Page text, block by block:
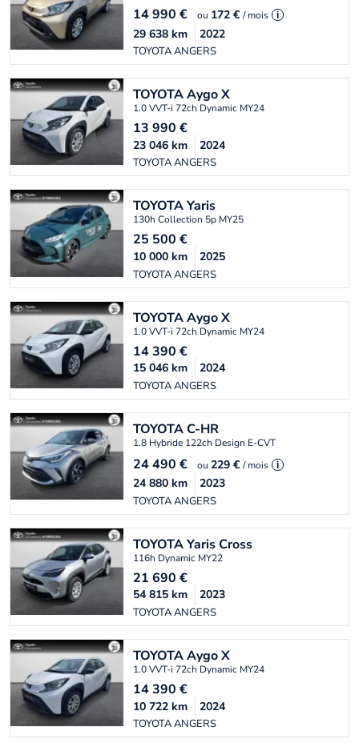
14 990 € ou 172 € / mois i
TOYOTA ANGERS
29 638 km 2022
TOYOTAAygo X
1.0 VVT-i 72ch Dynamic MY24
13 990 €
TOYOTA ANGERS
23 046 km 2024
TOYOTAYaris
130h Collection 5p MY25
25 500 €
TOYOTA ANGERS
10 000 km 2025
TOYOTAAygo X
1.0 VVT-i 72ch Dynamic MY24
14 390 €
TOYOTA ANGERS
15 046 km 2024
TOYOTAC-HR
1.8 Hybride 122ch Design E-CVT
24 490 € ou 229 € / mois i
TOYOTA ANGERS
24 880 km 2023
TOYOTAYaris Cross
116h Dynamic MY22
21 690 €
TOYOTA ANGERS
54 815 km 2023
TOYOTAAygo X
1.0 VVT-i 72ch Dynamic MY24
14 390 €
TOYOTA ANGERS
10 722 km 2024